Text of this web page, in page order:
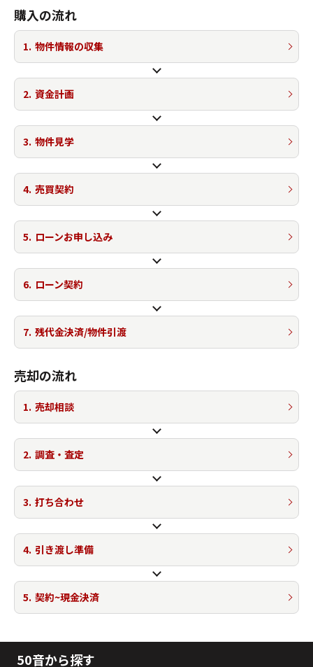
購入の流れ
1. 物件情報の収集
2. 資金計画
3. 物件見学
4. 売買契約
5. ローンお申し込み
6. ローン契約
7. 残代金決済/物件引渡
売却の流れ
1. 売却相談
2. 調査・査定
3. 打ち合わせ
4. 引き渡し準備
5. 契約~現金決済
50音から探す